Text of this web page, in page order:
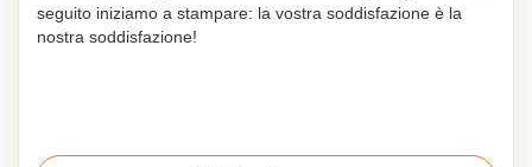
seguito iniziamo a stampare: la vostra soddisfazione è la
nostra soddisfazione!